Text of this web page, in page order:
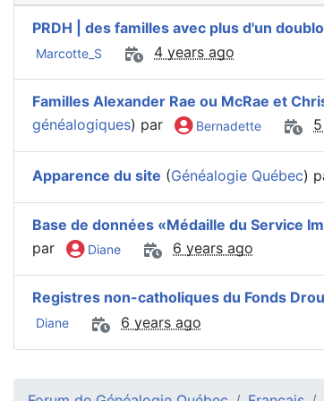
PRDH | des familles avec plus d'un
Marcotte_S 4 years ago
Familles Alexander Rae ou McRae et
généalogiques) par Bernadette
Apparence du site (Généalogie Québec)
Base de données «Médaille du Service
par
Diane 6 years ago
Registres non-catholiques du Fonds
Diane 6 years ago